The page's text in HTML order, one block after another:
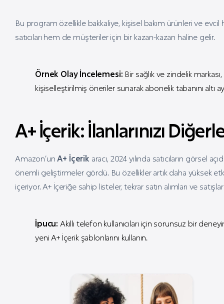
Bu program özellikle bakkaliye, kişisel bakım ürünleri ve
satıcıları hem de müşteriler için bir kazan-kazan haline gelir.
Örnek Olay İncelemesi: Bir sağlık ve zindelik
kişiselleştirilmiş öneriler sunarak abonelik tabanını altı ay
A+ İçerik: İlanlarınızı
Amazon’unA+ İçerik aracı, 2024 yılında satıcıların görsel
önemli geliştirmeler gördü. Bu özellikler artık daha yüksek
içeriyor. A+ İçeriğe sahip listeler, tekrar satın alımları ve
İpucu: Akıllı telefon kullanıcıları için sorunsuz bir
yeni A+ İçerik şablonlarını kullanın.